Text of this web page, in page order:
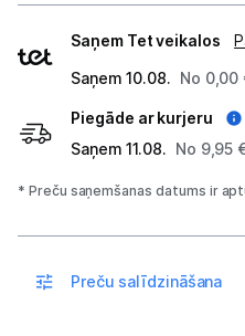
Meteoroloģiskās
Klimata iekārtu
Sports un
veidi
Saņem Tet veikalos
Saņem 10.08. No 0,00
Piegāde ar kurjeru
Saņem 11.08. No 9,95
* Preču saņemšanas datums ir
Preču salīdzināšana